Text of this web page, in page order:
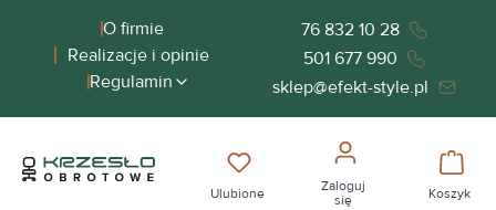
zawartościO firmie
Realizacje i opinie
Regulamin
76 832 10 28
501 677 990
sklep@efekt-style.pl
Masz 0 przedmioty na liście
Ulubione
Zaloguj
się
Koszyk